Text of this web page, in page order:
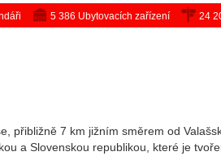
5 386 Ubytovacích zařízení 24
přibližně 7 km jižním směrem od
a Slovenskou republikou, které je